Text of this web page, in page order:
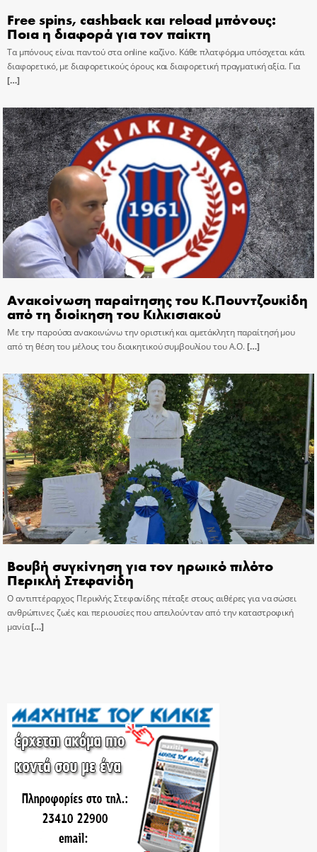
Free spins, cashback και reload μπόνους:
Ποια η διαφορά για τον παίκτη
Τα μπόνους είναι παντού στα online καζίνο. Κάθε πλατφόρμα υπόσχεται κάτι
διαφορετικό, με διαφορετικούς όρους και διαφορετική πραγματική αξία. Για
[…]
Ανακοίνωση παραίτησης του Κ.Πουντζουκίδη
από τη διοίκηση του Κιλκισιακού
Με την παρούσα ανακοινώνω την οριστική και αμετάκλητη παραίτησή μου
από τη θέση του μέλους του διοικητικού συμβουλίου του Α.Ο.[…]
Βουβή συγκίνηση για τον ηρωικό πιλότο
Περικλή Στεφανίδη
Ο αντιπτέραρχος Περικλής Στεφανίδης πέταξε στους αιθέρες για να σώσει
ανθρώπινες ζωές και περιουσίες που απειλούνταν από την καταστροφική
μανία[…]